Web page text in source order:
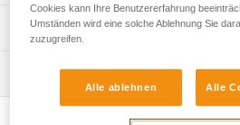
Gewicht: 24 g
Referenz : E068BA01
Garantie : 3 Jahre
Technische Informationen
Häufige Fragen
Wartung
Cookies kann Ihre Benutzererfahrung
Umständen wird eine solche Ablehnung Sie
zuzugreifen.
Alle ablehnen Alle